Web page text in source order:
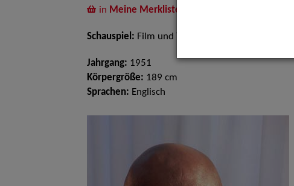
in Meine Merkliste
Schauspiel: Film und TV
Jahrgang: 1951
Körpergröße: 189 cm
Sprachen: Englisch